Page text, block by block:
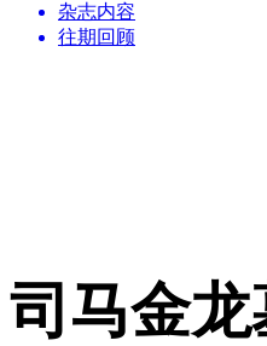
杂志内容
往期回顾
司马金